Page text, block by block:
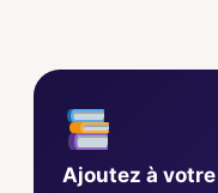
Ajoutez à